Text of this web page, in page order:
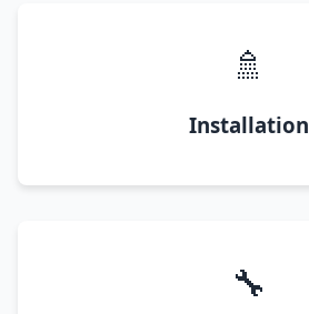
🚿
Installation
🔧